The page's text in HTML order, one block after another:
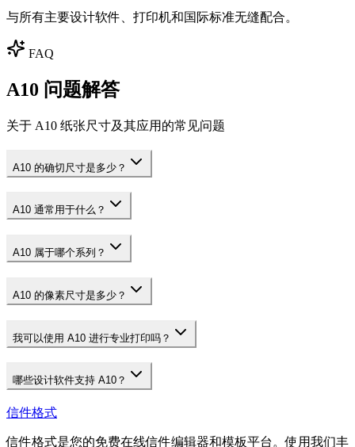
与所有主要设计软件、打印机和国际标准无缝配合。
FAQ
A10 问题解答
关于 A10 纸张尺寸及其应用的常见问题
A10 的确切尺寸是多少？
A10 通常用于什么？
A10 属于哪个系列？
A10 的像素尺寸是多少？
我可以使用 A10 进行专业打印吗？
哪些设计软件支持 A10？
信件格式
信件格式是您的免费在线信件编辑器和模板平台。使用我们丰